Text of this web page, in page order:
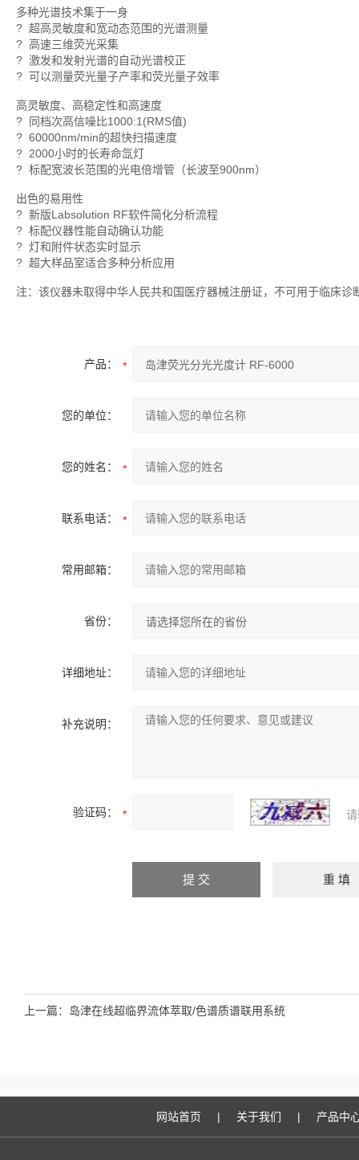
多种光谱技术集于一身
? 超高灵敏度和宽动态范围的光谱测量
? 高速三维荧光采集
? 激发和发射光谱的自动光谱校正
? 可以测量荧光量子产率和荧光量子效率
高灵敏度、高稳定性和高速度
? 同档次高信噪比1000:1(RMS值)
? 60000nm/min的超快扫描速度
? 2000小时的长寿命氙灯
? 标配宽波长范围的光电倍增管（长波至900nm）
出色的易用性
? 新版Labsolution RF软件简化分析流程
? 标配仪器性能自动确认功能
? 灯和附件状态实时显示
? 超大样品室适合多种分析应用
注：该仪器未取得中华人民共和国医疗器械注册证，不可用于临床诊
产品：
您的单位：
您的姓名：
联系电话：
常用邮箱：
省份：
详细地址：
补充说明：
验证码：
上一篇： 岛津在线超临界流体萃取/色谱质谱联用系统
网站首页 | 关于我们 | 产品中